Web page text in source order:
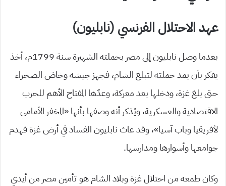
عهد الاحتلال الفرنسي (نابليون)
بعدما وصل نابليون إلى مصر بحملته الشهيرة سنة 1799م، أخذ
يفكر بأن يمد حملته لتبلغ الشام، فجهز جيشه وخاض الصحراء
حتى بلغ غزة، ودخلها بعد معركة، وعدّها المفتاح الأهم للحرب
الاقتصادية والعسكرية، ويُذكر أنه وصفها بأنها «المخفر الأمامي
لأفريقيا وباب آسيا»، وقد عاث نابليون الفساد في أرض غزة فهدم
جوامعها وأسوارها ومدارسها.
وكان طمعه من احتلال غزة وبلاد الشام هو تأمين مصر من أيدي